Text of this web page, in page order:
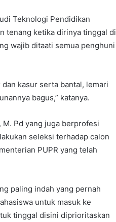
Teknologi Pendidikan
tenang ketika dirinya tinggal di
wajib ditaati semua penghuni
kasur serta bantal, lemari
bagus,” katanya.
Pd yang juga berprofesi
seleksi terhadap calon
PUPR yang telah
paling indah yang pernah
untuk masuk ke
tinggal disini diprioritaskan